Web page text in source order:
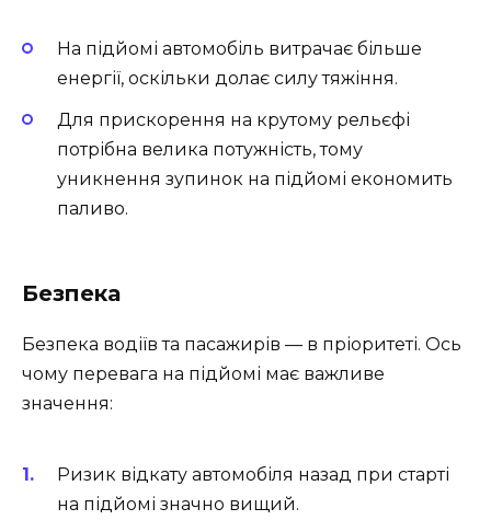
На підйомі автомобіль витрачає більше
енергії, оскільки долає силу тяжіння.
Для прискорення на крутому рельєфі
потрібна велика потужність, тому
уникнення зупинок на підйомі економить
паливо.
Безпека
Безпека водіїв та пасажирів — в пріоритеті. Ось
чому перевага на підйомі має важливе
значення:
Ризик відкату автомобіля назад при старті
на підйомі значно вищий.